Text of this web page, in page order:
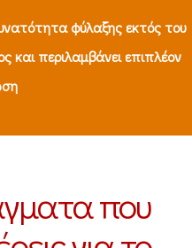
φύλαξης εκτός του
και περιλαμβάνει επιπλέον
που